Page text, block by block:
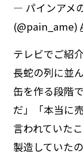
— パインアメ
(@pain_ame)
テレビでご紹
長蛇の列に並
缶を作る段階
だ」「本当に
言われていた
製造していたの